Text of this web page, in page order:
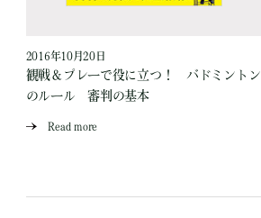
2016年10月20日
観戦＆プレーで役に立つ！ バドミントン
のルール 審判の基本
Read more